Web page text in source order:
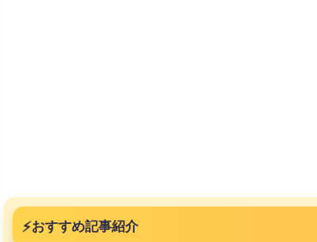
⚡おすすめ記事紹介